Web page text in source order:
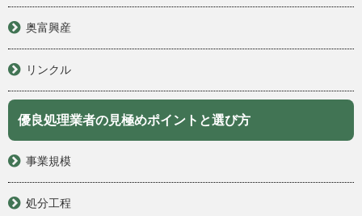
奥富興産
リンクル
優良処理業者の見極めポイントと選び方
事業規模
処分工程